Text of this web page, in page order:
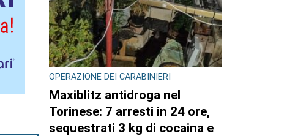
OPERAZIONE DEI CARABINIERI
Maxiblitz antidroga nel
Torinese: 7 arresti in 24 ore,
sequestrati 3 kg di cocaina e